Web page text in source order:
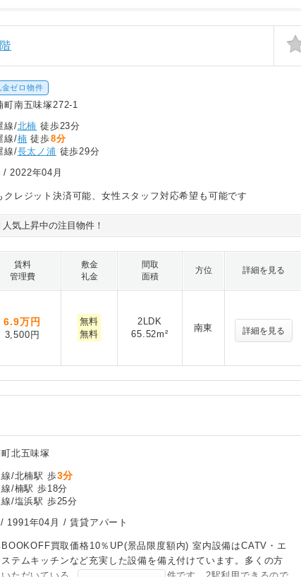
ゼロ物件
町南五味塚272-1
線/北楠 徒歩23分
線/楠 徒歩8分
線/長太ノ浦 徒歩29分
/2022年04月
クレジット決済可能、女性スタッフ対応希望も可能です
人気上昇中の注目物件！
賃料
管理費
敷金
礼金
間取
面積
方位 詳細を見る
6.9万円
3,500円
無料
無料
2LDK
65.52m²
南東 詳細を見る
北五味塚
/北楠駅 歩3分
/楠駅 歩18分
/塩浜駅 歩25分
1991年04月 / 賃貸アパート
買取価格10％UP(景品限度額内) 室内設備はCATV・エ
テムキッチンなど充実した設備を備え付けています。多くの方